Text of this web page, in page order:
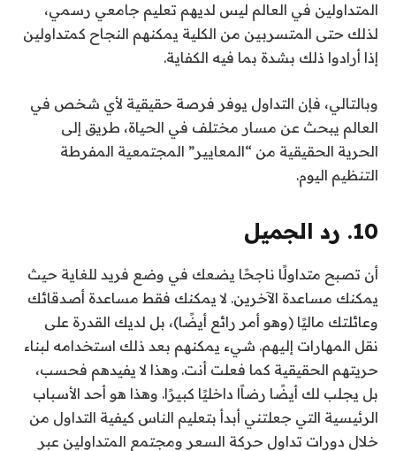
المتداولين في العالم ليس لديهم تعليم جامعي رسمي،
لذلك حتى المتسربين من الكلية يمكنهم النجاح كمتداولين
إذا أرادوا ذلك بشدة بما فيه الكفاية.
وبالتالي، فإن التداول يوفر فرصة حقيقية لأي شخص في
العالم يبحث عن مسار مختلف في الحياة، طريق إلى
الحرية الحقيقية من “المعايير” المجتمعية المفرطة
التنظيم اليوم.
10. رد الجميل
أن تصبح متداولًا ناجحًا يضعك في وضع فريد للغاية حيث
يمكنك مساعدة الآخرين. لا يمكنك فقط مساعدة أصدقائك
وعائلتك ماليًا (وهو أمر رائع أيضًا)، بل لديك القدرة على
نقل المهارات إليهم. شيء يمكنهم بعد ذلك استخدامه لبناء
حريتهم الحقيقية كما فعلت أنت. وهذا لا يفيدهم فحسب،
بل يجلب لك أيضًا رضاًا داخليًا كبيرًا. وهذا هو أحد الأسباب
الرئيسية التي جعلتني أبدأ بتعليم الناس كيفية التداول من
خلال دورات تداول حركة السعر ومجتمع المتداولين عبر